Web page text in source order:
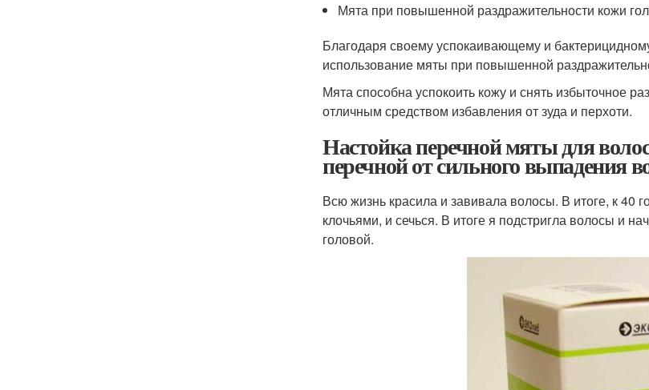
Мята при повышенной раздражительности кожи
Благодаря своему успокаивающему и
использование мяты при повышенной
Мята способна успокоить кожу и снять избыточное
отличным средством избавления от зуда и перхоти.
Настойка перечной мяты для
перечной от сильного выпадения
Всю жизнь красила и завивала волосы. В итоге, к 40
клочьями, и сечься. В итоге я подстригла волосы и
головой.